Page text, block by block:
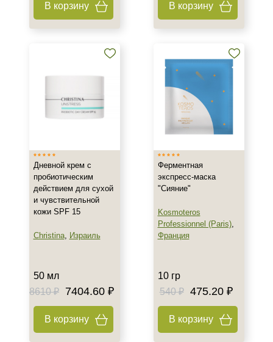
В корзину В корзину
Дневной крем с
пробиотическим
действием для сухой
и чувствительной
кожи SPF 15
Christina, Израиль
50 мл
8610 ₽
7404.60 ₽
В корзину
Ферментная
экспресс-маска
"Сияние"
Kosmoteros
Professionnel (Paris),
Франция
10 гр
540 ₽
475.20 ₽
В корзину